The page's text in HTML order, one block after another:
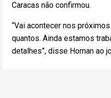
Caracas não confirmou.
“Vai acontecer nos
quantos. Ainda estamos
detalhes”, disse Homan ao